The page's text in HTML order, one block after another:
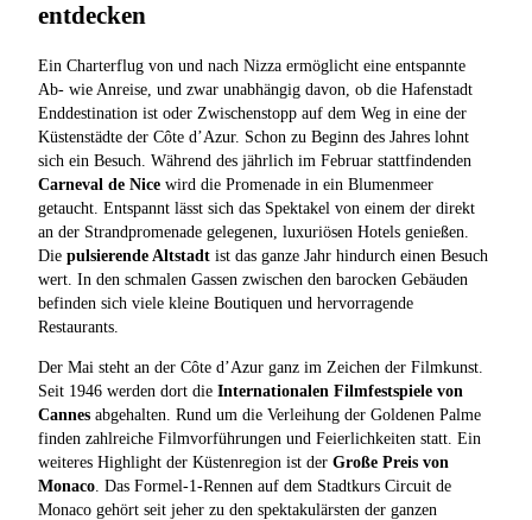
entdecken
Ein Charterflug von und nach Nizza ermöglicht eine entspannte
Ab- wie Anreise, und zwar unabhängig davon, ob die Hafenstadt
Enddestination ist oder Zwischenstopp auf dem Weg in eine der
Küstenstädte der Côte d’Azur. Schon zu Beginn des Jahres lohnt
sich ein Besuch. Während des jährlich im Februar stattfindenden
Carneval de Nice wird die Promenade in ein Blumenmeer
getaucht. Entspannt lässt sich das Spektakel von einem der direkt
an der Strandpromenade gelegenen, luxuriösen Hotels genießen.
Die pulsierende Altstadt ist das ganze Jahr hindurch einen Besuch
wert. In den schmalen Gassen zwischen den barocken Gebäuden
befinden sich viele kleine Boutiquen und hervorragende
Restaurants.
Der Mai steht an der Côte d’Azur ganz im Zeichen der Filmkunst.
Seit 1946 werden dort die Internationalen Filmfestspiele von
Cannes abgehalten. Rund um die Verleihung der Goldenen Palme
finden zahlreiche Filmvorführungen und Feierlichkeiten statt. Ein
weiteres Highlight der Küstenregion ist der Große Preis von
Monaco . Das Formel-1-Rennen auf dem Stadtkurs Circuit de
Monaco gehört seit jeher zu den spektakulärsten der ganzen